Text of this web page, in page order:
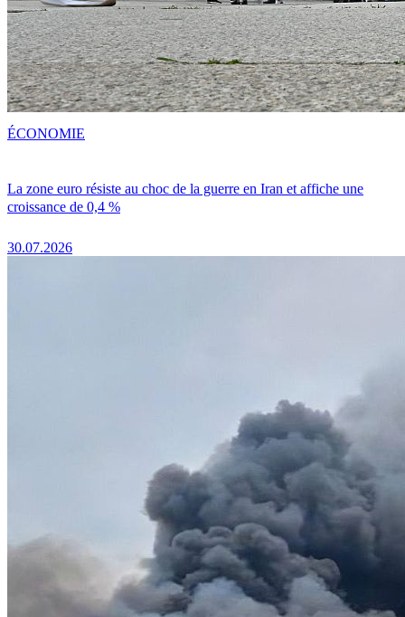
La zone euro résiste au choc de la guerre en Iran et affiche une
croissance de 0,4 %
30.07.2026
ÉCONOMIE